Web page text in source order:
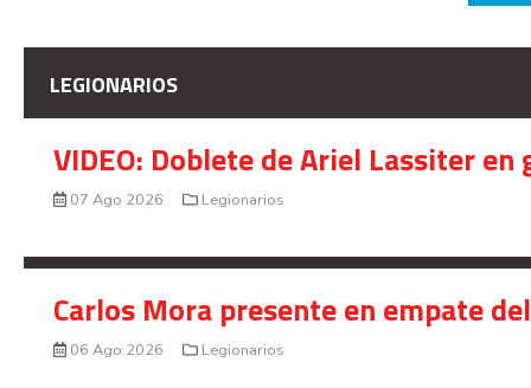
LEGIONARIOS
VIDEO: Doblete de Ariel Lassiter
07 Ago 2026 Legionarios
Carlos Mora presente en empate
06 Ago 2026 Legionarios